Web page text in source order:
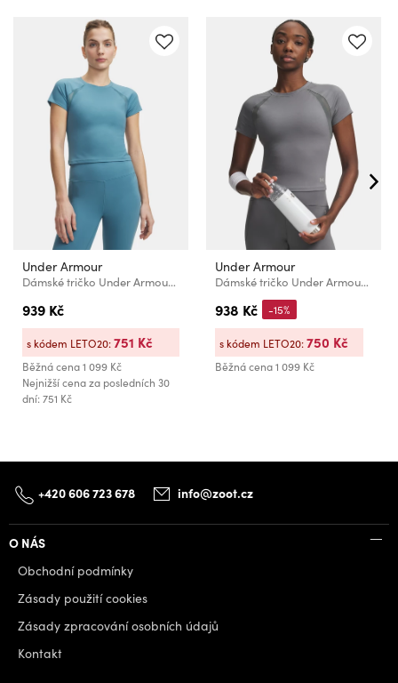
Under Armour
Dámské tričko Under Armour Motion Mesh SS
939 Kč
Běžná cena1 099 Kč
Nejnižší cena za posledních 30
dní: 751 Kč
s kódem LETO20:751 Kč
Under Armour
Dámské tričko Under Armour Motion Mesh SS
938 Kč
Běžná cena1 099 Kč
-15%
s kódem LETO20:750 Kč
+420 606 723 678 info@zoot.cz
O NÁS
Obchodní podmínky
Zásady použití cookies
Zásady zpracování osobních údajů
Kontakt